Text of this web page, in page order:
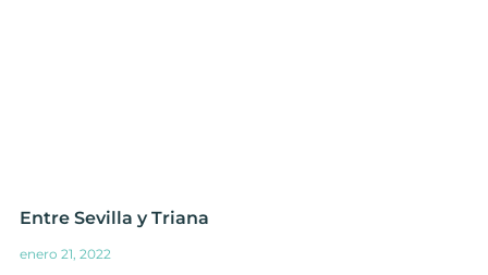
Entre Sevilla y Triana
enero 21, 2022